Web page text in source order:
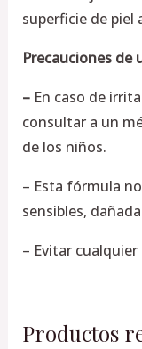
superficie de piel
Precauciones de
–En caso de
consultar a un
de los niños.
– Esta fórmula
sensibles,
– Evitar
Productos